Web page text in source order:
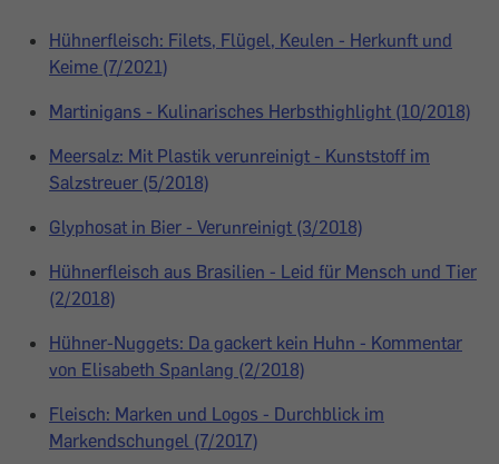
Hühnerfleisch: Filets, Flügel, Keulen - Herkunft und
Keime (7/2021)
Martinigans - Kulinarisches Herbsthighlight (10/2018)
Meersalz: Mit Plastik verunreinigt - Kunststoff im
Salzstreuer (5/2018)
Glyphosat in Bier - Verunreinigt (3/2018)
Hühnerfleisch aus Brasilien - Leid für Mensch und Tier
(2/2018)
Hühner-Nuggets: Da gackert kein Huhn - Kommentar
von Elisabeth Spanlang (2/2018)
Fleisch: Marken und Logos - Durchblick im
Markendschungel (7/2017)